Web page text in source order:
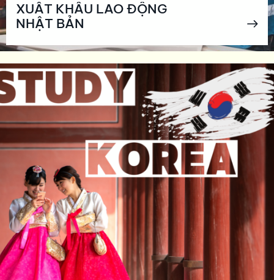
XUẤT KHẨU LAO ĐỘNG
NHẬT BẢN